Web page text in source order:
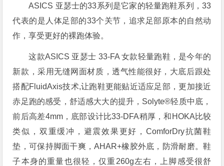
ASICS 亚瑟士的33系列是它家的轻量跑鞋系列，33
代表的是人体足部的33个关节，追求足部原本的自然动
作，享受更好的裸跑体验。
这款ASICS 亚瑟士 33-FA 女款轻量跑鞋，是今年的
新款，采用无缝网面材质，透气性能很好，大底后跟处
搭配FluidAxis技术,让跑鞋更能贴近适应足部，更加接近
赤足跑的感受，舒适感大大的提升，Solyte®轻质中底，
前后高差4mm，底部设计比33-DFA稍厚，和HOKA比较
类似，双重缓冲，避震效果更好，ComforDry抗菌鞋
垫，可保持脚面干爽，AHAR+橡胶外底，防滑耐磨。鞋
子本身的重量也很轻，仅重260g左右，上脚感受很舒